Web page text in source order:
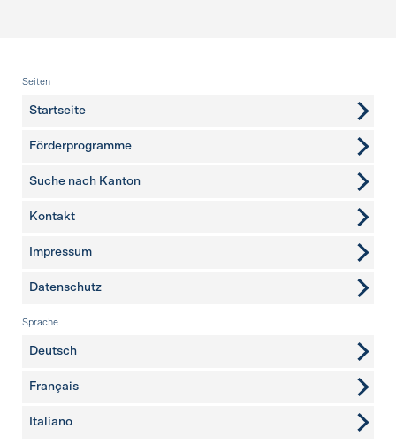
Fusszeile
Seiten
Startseite
Förderprogramme
Suche nach Kanton
weitere Seiten
Kontakt
Impressum
Datenschutz
Sprache
Deutsch
Français
Italiano